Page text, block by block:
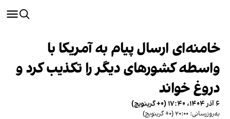
خامنه‌ای ارسال پیام به آمریکا با
واسطه کشورهای دیگر را تکذیب کرد و
دروغ خواند
۶ آذر ۱۴۰۴، ۱۷:۴۰ (‎+۰ گرینویچ)
به‌روزرسانی: ۲۰:۰۰ (‎+۰ گرینویچ)